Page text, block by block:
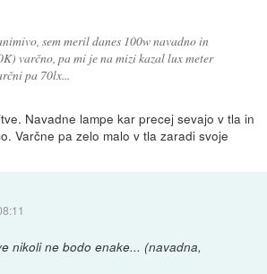
sem meril danes 100w navadno in
varčno, pa mi je na mizi kazal lux meter
pa 70lx...
Navadne lampe kar precej sevajo v tla in
Varčne pa zelo malo v tla zaradi svoje
nikoli ne bodo enake... (navadna,